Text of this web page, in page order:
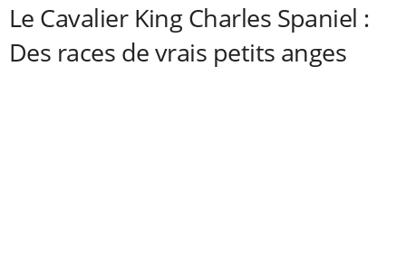
Le Cavalier King Charles Spaniel :
Des races de vrais petits anges